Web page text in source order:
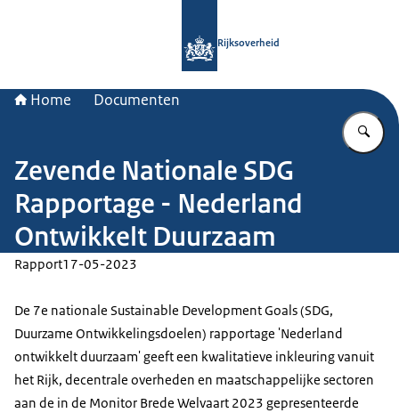
Rijksoverheid
Home Documenten
Zevende Nationale SDG
Rapportage - Nederland
Ontwikkelt Duurzaam
Rapport17-05-2023
De 7e nationale Sustainable Development Goals(SDG,
Duurzame Ontwikkelingsdoelen) rapportage 'Nederland
ontwikkelt duurzaam' geeft een kwalitatieve inkleuring vanuit
het Rijk, decentrale overheden en maatschappelijke sectoren
aan de in de Monitor Brede Welvaart 2023 gepresenteerde